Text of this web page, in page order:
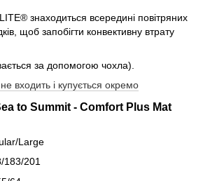
знаходиться всередині повітряних
щоб запобігти конвективну втрату
за допомогою чохла).
входить і купується окремо
to Summit - Comfort Plus Mat
Large
183/201